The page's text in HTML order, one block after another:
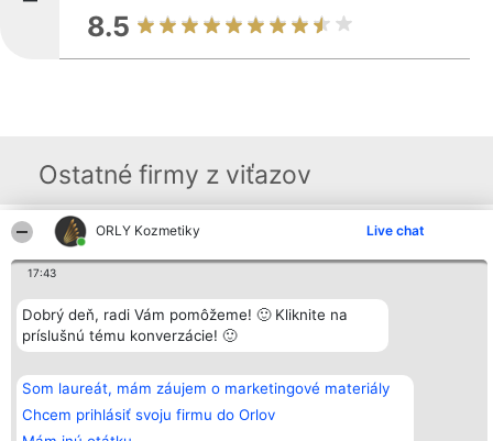
ORLY Kozmetiky Live chat
17:43
Dobrý deň, radi Vám pomôžeme! 🙂 Kliknite na
príslušnú tému konverzácie! 🙂
Som laureát, mám záujem o marketingové materiály
Chcem prihlásiť svoju firmu do Orlov
8.5
Ostatné firmy z viťazov
Organizátor hodnotenia
Bright Side Solutions sp. z o.
o. sp. k.
ul. Ruska 22
Wrocław 50-079
KRS 0000749100 | Regon
381313360 | NIP 8943132676
Laureáti
wszystkich
Laureatów
Podmienky
Obchodné
Zásady
ochrany
osobných
Kontakt